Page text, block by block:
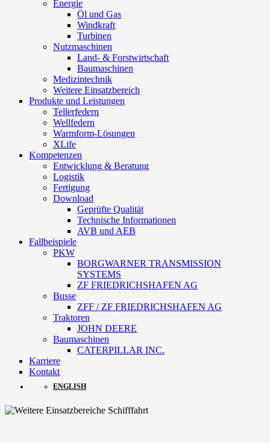
Energie
Öl und Gas
Windkraft
Turbinen
Nutzmaschinen
Land- & Forstwirtschaft
Baumaschinen
Medizintechnik
Weitere Einsatzbereich
Produkte und Leistungen
Tellerfedern
Wellfedern
Warmform-Lösungen
XLife
Kompetenzen
Entwicklung & Beratung
Logistik
Fertigung
Download
Geprüfte Qualität
Technische Informationen
AVB und AEB
Fallbeispiele
PKW
BORGWARNER TRANSMISSION
SYSTEMS
ZF FRIEDRICHSHAFEN AG
Busse
ZFF / ZF FRIEDRICHSHAFEN AG
Traktoren
JOHN DEERE
Baumaschinen
CATERPILLAR INC.
Karriere
Kontakt
ENGLISH